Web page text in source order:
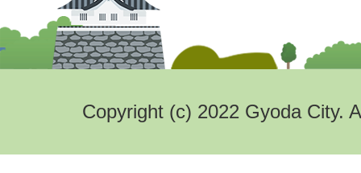
Copyright (c) 2022 Gyoda City.